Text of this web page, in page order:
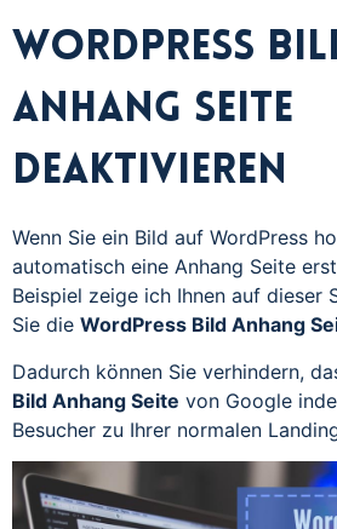
WordPress
Anhang Seite
deaktivieren
Wenn Sie ein Bild auf WordPress
automatisch eine Anhang Seite
Beispiel zeige ich Ihnen auf dieser
Sie die WordPress Bild Anhang
Dadurch können Sie verhindern,
Bild Anhang Seite von Google
Besucher zu Ihrer normalen